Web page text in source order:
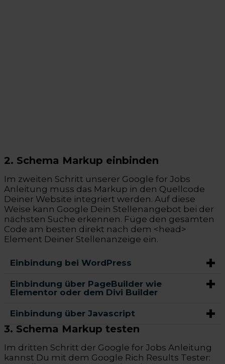
2. Schema Markup einbinden
Im zweiten Schritt unserer Google for Jobs
Anleitung muss das Markup in den Quellcode
Deiner Website integriert werden. Auf diese
Weise kann Google Dein Stellenangebot bei der
nächsten Suche erkennen. Füge den gesamten
Code am besten direkt nach dem <head>
Element Deiner Stellenanzeige ein.
Einbindung bei WordPress
Einbindung über PageBuilder wie
Elementor oder dem Divi Builder
Einbindung über Javascript
3. Schema Markup testen
Im dritten Schritt der Google for Jobs Anleitung
kannst Du mit dem Google Rich Results Tester: